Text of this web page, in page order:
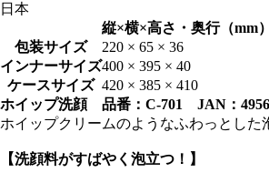
日本
縦×横×高さ・奥行（mm）
包装サイズ
220 × 65 × 36
インナーサイズ400 × 395 × 40
ケースサイズ 420 × 385 × 410
ホイップ洗顔 品番：C-701 JAN：
ホイップクリームのようなふわっとした
【洗顔料がすばやく泡立つ！】